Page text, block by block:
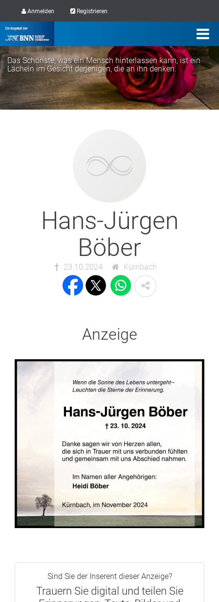
Anmelden Registrieren
Das Schönste, was ein Mensch hinterlassen kann, ist ein
Lächeln im Gesicht derjenigen, die an ihn denken.
Hans-Jürgen
Böber
23.10.2024 Kürnbach
Anzeige
Sind Sie der Inserent dieser Anzeige?
Trauern Sie digital und teilen Sie